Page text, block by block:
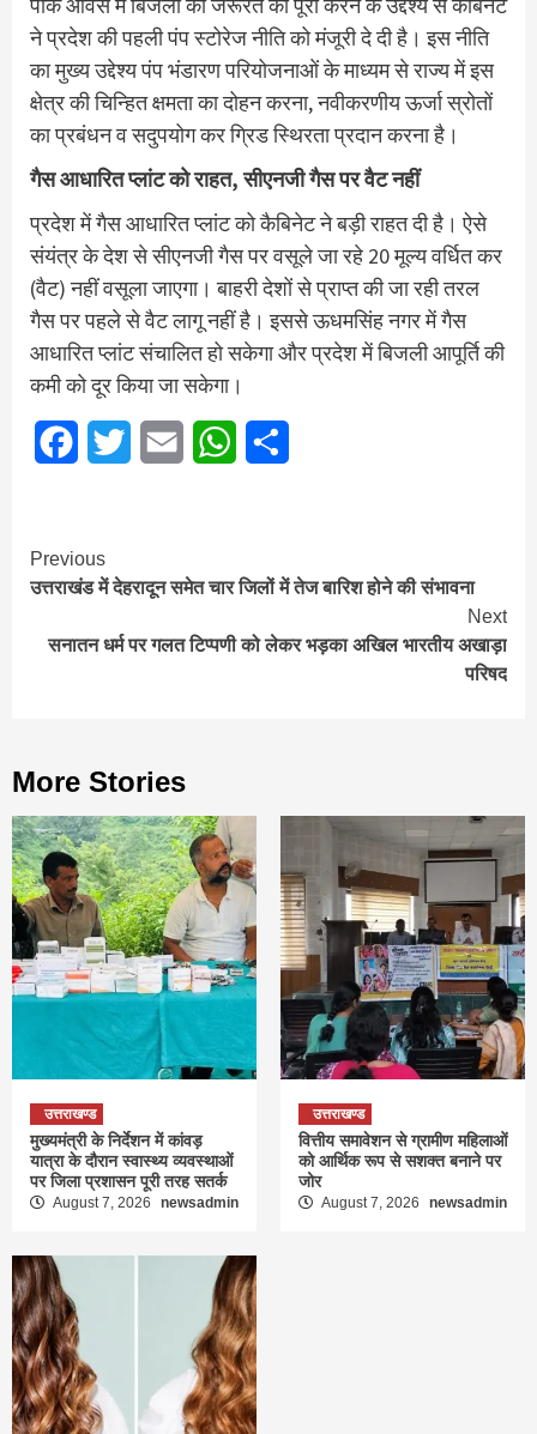
पीक आवर्स में बिजली की जरूरत को पूरा करने के उद्देश्य से कैबिनेट
ने प्रदेश की पहली पंप स्टोरेज नीति को मंजूरी दे दी है। इस नीति
का मुख्य उद्देश्य पंप भंडारण परियोजनाओं के माध्यम से राज्य में इस
क्षेत्र की चिन्हित क्षमता का दोहन करना, नवीकरणीय ऊर्जा स्रोतों
का प्रबंधन व सदुपयोग कर ग्रिड स्थिरता प्रदान करना है।
गैस आधारित प्लांट को राहत, सीएनजी गैस पर वैट नहीं
प्रदेश में गैस आधारित प्लांट को कैबिनेट ने बड़ी राहत दी है। ऐसे
संयंत्र के देश से सीएनजी गैस पर वसूले जा रहे 20 मूल्य वर्धित कर
(वैट) नहीं वसूला जाएगा। बाहरी देशों से प्राप्त की जा रही तरल
गैस पर पहले से वैट लागू नहीं है। इससे ऊधमसिंह नगर में गैस
आधारित प्लांट संचालित हो सकेगा और प्रदेश में बिजली आपूर्ति की
कमी को दूर किया जा सकेगा।
FacebookTwitter Email WhatsApp
Continue
Reading
Previous
उत्तराखंड में देहरादून समेत चार जिलों में तेज बारिश होने की संभावना
Next
सनातन धर्म पर गलत टिप्पणी को लेकर भड़का अखिल भारतीय अखाड़ा
परिषद
More Stories
उत्तराखण्ड
मुख्यमंत्री के निर्देशन में कांवड़
यात्रा के दौरान स्वास्थ्य व्यवस्थाओं
पर जिला प्रशासन पूरी तरह सतर्क
August 7, 2026 newsadmin
उत्तराखण्ड
वित्तीय समावेशन से ग्रामीण महिलाओं
को आर्थिक रूप से सशक्त बनाने पर
जोर
August 7, 2026 newsadmin